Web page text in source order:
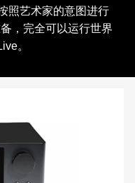
照艺术家的意图进行
，完全可以运行世界
。